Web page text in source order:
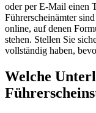
oder per E-Mail einen
Führerscheinämter
online, auf denen
stehen. Stellen Sie
vollständig haben,
Welche